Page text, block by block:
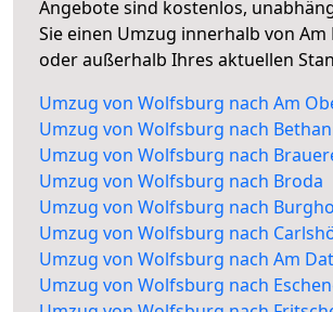
Angebote sind kostenlos,
Sie einen Umzug innerhalb von Am
oder außerhalb Ihres aktuellen
Umzug von Wolfsburg nach Am
Umzug von Wolfsburg nach
Umzug von Wolfsburg nach
Umzug von Wolfsburg nach Broda
Umzug von Wolfsburg nach
Umzug von Wolfsburg nach
Umzug von Wolfsburg nach Am
Umzug von Wolfsburg nach